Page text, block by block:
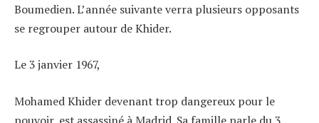
Boumedien. L’année suivante verra plusieurs opposants
se regrouper autour de Khider.
Le 3 janvier 1967,
Mohamed Khider devenant trop dangereux pour le